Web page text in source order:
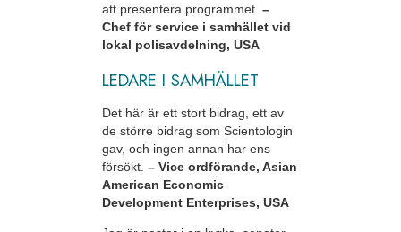
att presentera programmet. –
Chef för service i samhället vid
lokal polisavdelning, USA
LEDARE I SAMHÄLLET
Det här är ett stort bidrag, ett av
de större bidrag som Scientologin
gav, och ingen annan har ens
försökt. – Vice ordförande, Asian
American Economic
Development Enterprises, USA